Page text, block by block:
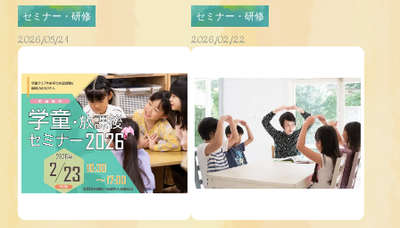
セミナー・研修
2026/05/21
セミナー・研修
2026/02/22